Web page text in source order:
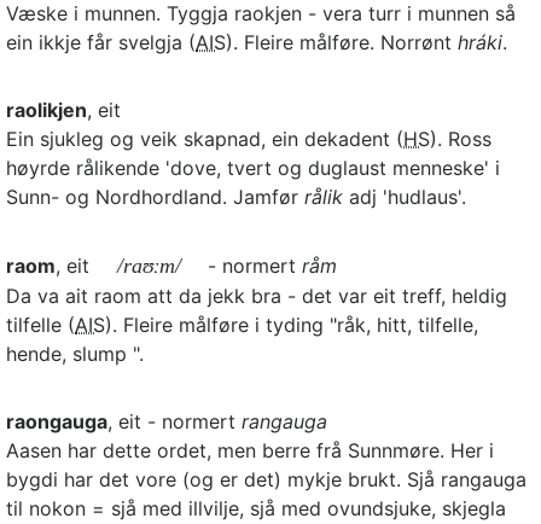
Væske i munnen. Tyggja raokjen - vera turr i munnen så
ein ikkje får svelgja (AIS). Fleire målføre. Norrønt hráki.
raolikjen, eit
Ein sjukleg og veik skapnad, ein dekadent (HS). Ross
høyrde rålikende 'dove, tvert og duglaust menneske' i
Sunn- og Nordhordland. Jamfør rålik adj 'hudlaus'.
raom, eit /raʊːm/ - normertråm
Da va ait raom att da jekk bra - det var eit treff, heldig
tilfelle (AIS). Fleire målføre i tyding "råk, hitt, tilfelle,
hende, slump ".
raongauga, eit - normert rangauga
Aasen har dette ordet, men berre frå Sunnmøre. Her i
bygdi har det vore (og er det) mykje brukt. Sjå rangauga
til nokon = sjå med illvilje, sjå med ovundsjuke, skjegla